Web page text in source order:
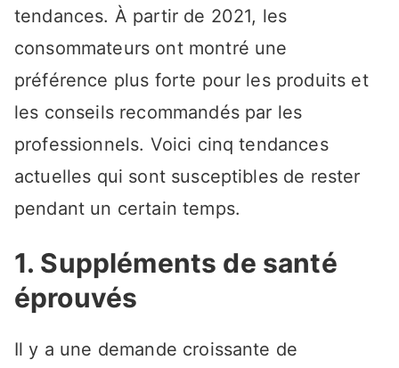
tendances. À partir de 2021, les
consommateurs ont montré une
préférence plus forte pour les produits et
les conseils recommandés par les
professionnels. Voici cinq tendances
actuelles qui sont susceptibles de rester
pendant un certain temps.
1. Suppléments de santé
éprouvés
Il y a une demande croissante de